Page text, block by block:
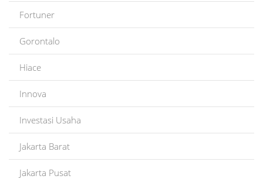
Fortuner
Gorontalo
Hiace
Innova
Investasi Usaha
Jakarta Barat
Jakarta Pusat